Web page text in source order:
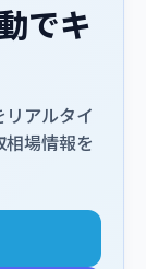
でキ
アルタイ
場情報を